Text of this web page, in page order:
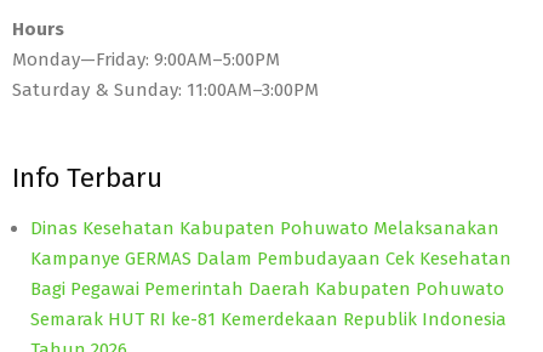
Hours
Monday—Friday: 9:00AM–5:00PM
Saturday & Sunday: 11:00AM–3:00PM
Info Terbaru
Dinas Kesehatan Kabupaten Pohuwato Melaksanakan
Kampanye GERMAS Dalam Pembudayaan Cek Kesehatan
Bagi Pegawai Pemerintah Daerah Kabupaten Pohuwato
Semarak HUT RI ke-81 Kemerdekaan Republik Indonesia